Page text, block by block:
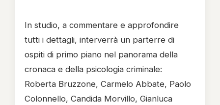
In studio, a commentare e approfondire
tutti i dettagli, interverrà un parterre di
ospiti di primo piano nel panorama della
cronaca e della psicologia criminale:
Roberta Bruzzone, Carmelo Abbate, Paolo
Colonnello, Candida Morvillo, Gianluca